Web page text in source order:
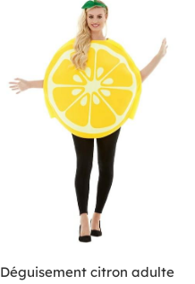
Déguisement citron adulte